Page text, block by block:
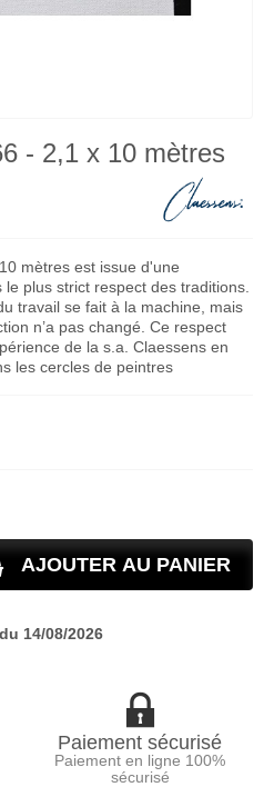
- 2,1 x 10 mètres
mètres est issue d'une
plus strict respect des traditions.
travail se fait à la machine, mais
n’a pas changé. Ce respect
de la s.a. Claessens en
les cercles de peintres
AJOUTER AU PANIER
14/08/2026
Paiement sécurisé
Paiement en ligne 100%
sécurisé